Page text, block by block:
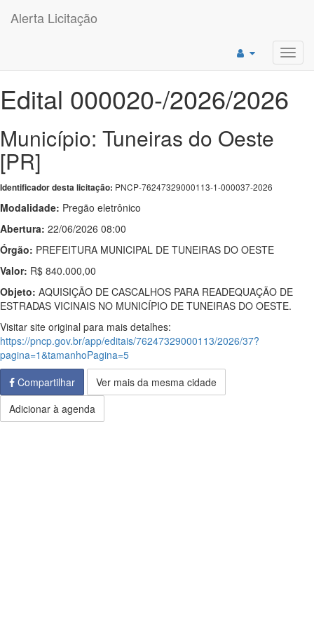
Alerta Licitação
Edital 000020-/2026/2026
Município: Tuneiras do Oeste
[PR]
Identificador desta licitação: PNCP-76247329000113-1-000037-2026
Modalidade: Pregão eletrônico
Abertura: 22/06/2026 08:00
Órgão: PREFEITURA MUNICIPAL DE TUNEIRAS DO OESTE
Valor: R$ 840.000,00
Objeto: AQUISIÇÃO DE CASCALHOS PARA READEQUAÇÃO DE
ESTRADAS VICINAIS NO MUNICÍPIO DE TUNEIRAS DO OESTE.
Visitar site original para mais detalhes:
https://pncp.gov.br/app/editais/76247329000113/2026/37?
pagina=1&tamanhoPagina=5
Compartilhar
Ver mais da mesma cidade
Adicionar à agenda